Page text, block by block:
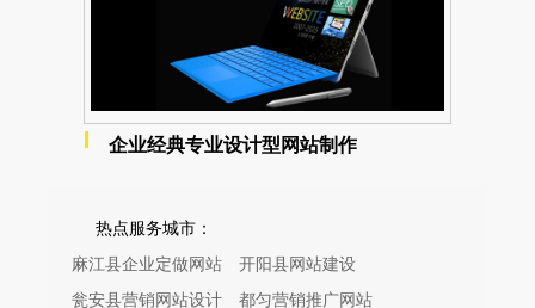
企业经典专业设计型网站制作
热点服务城市：
麻江县企业定做网站
开阳县网站建设
瓮安县营销网站设计
都匀营销推广网站